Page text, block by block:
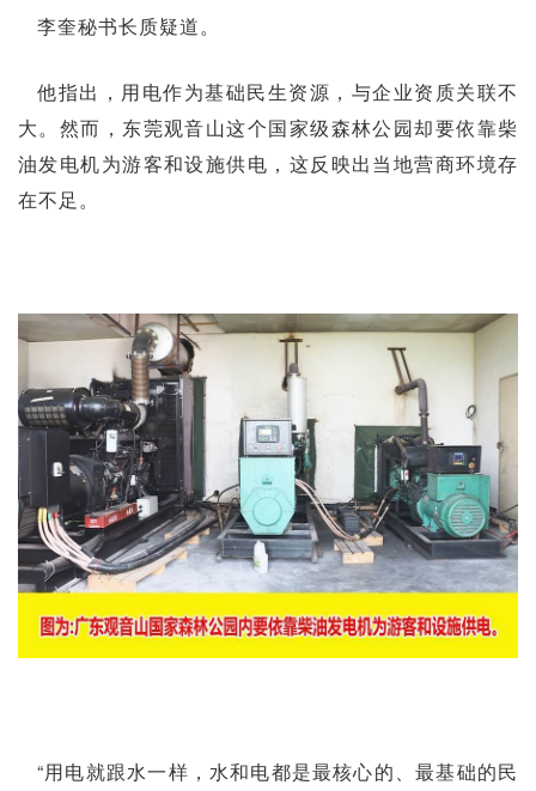
李奎秘书长质疑道。
他指出，用电作为基础民生资源，与企业资质关联不
大。然而，东莞观音山这个国家级森林公园却要依靠柴
油发电机为游客和设施供电，这反映出当地营商环境存
在不足。
“用电就跟水一样，水和电都是最核心的、最基础的民